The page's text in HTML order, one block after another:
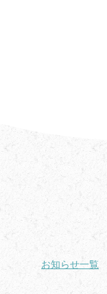
お知らせ一覧